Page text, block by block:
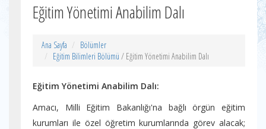
Eğitim Yönetimi Anabilim Dalı
Ana Sayfa
Bölümler
Eğitim Bilimleri Bölümü / Eğitim Yönetimi Anabilim Dalı
Eğitim Yönetimi Anabilim Dalı:
Amacı, Milli Eğitim Bakanlığı'na bağlı örgün eğitim
kurumları ile özel öğretim kurumlarında görev alacak;